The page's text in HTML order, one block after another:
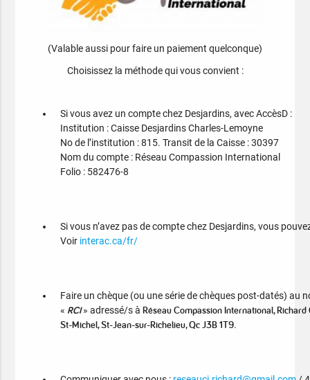
(Valable aussi pour faire un paiement quelconque)
Choisissez la méthode qui vous convient :
Si vous avez un compte chez Desjardins, avec AccèsD :
Institution : Caisse Desjardins Charles-Lemoyne
No de l’institution : 815. Transit de la Caisse : 30397
Nom du compte : Réseau Compassion International
Folio : 582476-8
Si vous n’avez pas de compte chez Desjardins, vous
Voir interac.ca/fr/
Faire un chèque (ou une série de chèques post-datés) au
« RCI» adressé/s àRéseau Compassion International,
St-Michel, St-Jean-sur-Richelieu, Qc J3B 1T9.